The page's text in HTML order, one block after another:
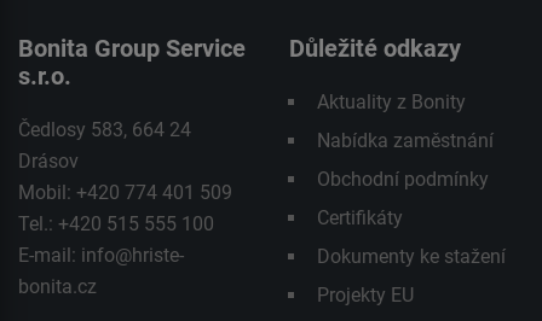
Bonita Group Service
s.r.o.
Čedlosy 583, 664 24
Drásov
Mobil: +420 774 401 509
Tel.: +420 515 555 100
E-mail: info@hriste-
bonita.cz
Důležité odkazy
Aktuality z Bonity
Nabídka zaměstnání
Obchodní podmínky
Certifikáty
Dokumenty ke stažení
Projekty EU